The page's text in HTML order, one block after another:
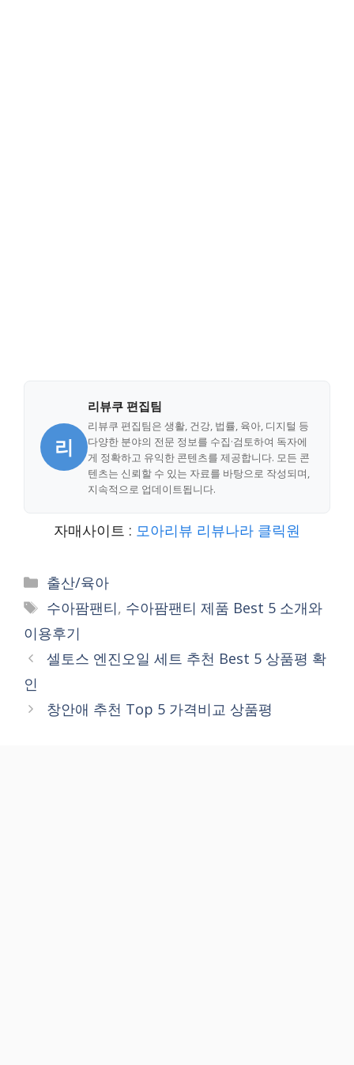
리
리뷰쿠 편집팀
리뷰쿠 편집팀은 생활, 건강, 법률, 육아, 디지털 등
다양한 분야의 전문 정보를 수집·검토하여 독자에
게 정확하고 유익한 콘텐츠를 제공합니다. 모든 콘
텐츠는 신뢰할 수 있는 자료를 바탕으로 작성되며,
지속적으로 업데이트됩니다.
자매사이트 : 모아리뷰 리뷰나라 클릭원
Categories
출산/육아
Tags
수아팜팬티, 수아팜팬티 제품 Best 5 소개와
이용후기
셀토스 엔진오일 세트 추천 Best 5 상품평 확
인
창안애 추천 Top 5 가격비교 상품평